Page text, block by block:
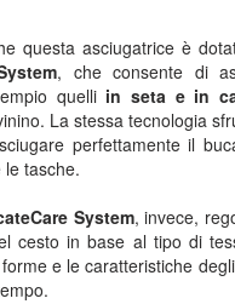
questa asciugatrice è
, che consente di
quelli in seta e in
La stessa tecnologia
perfettamente il
le tasche.
System, invece,
cesto in base al tipo di
e le caratteristiche